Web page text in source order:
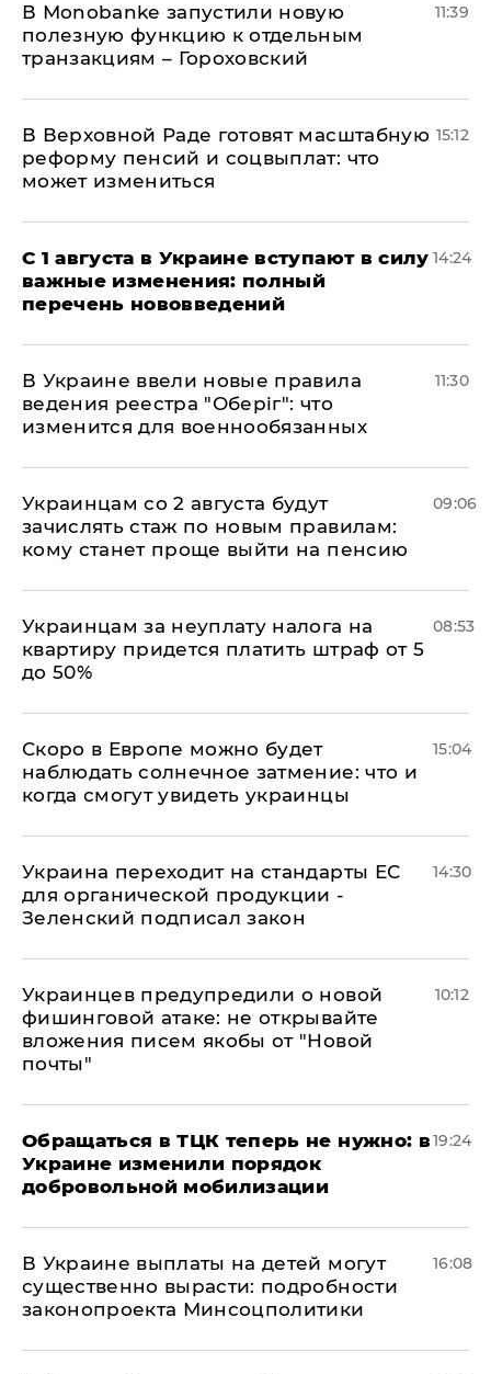
В Мonobankе запустили новую
полезную функцию к отдельным
транзакциям – Гороховский
11:39
В Верховной Раде готовят масштабную
реформу пенсий и соцвыплат: что
может измениться
15:12
С 1 августа в Украине вступают в силу
важные изменения: полный
перечень нововведений
14:24
В Украине ввели новые правила
ведения реестра "Оберіг": что
изменится для военнообязанных
11:30
Украинцам со 2 августа будут
зачислять стаж по новым правилам:
кому станет проще выйти на пенсию
09:06
Украинцам за неуплату налога на
квартиру придется платить штраф от 5
до 50%
08:53
Скоро в Европе можно будет
наблюдать солнечное затмение: что и
когда смогут увидеть украинцы
15:04
Украина переходит на стандарты ЕС
для органической продукции -
Зеленский подписал закон
14:30
Украинцев предупредили о новой
фишинговой атаке: не открывайте
вложения писем якобы от "Новой
почты"
10:12
Обращаться в ТЦК теперь не нужно: в
Украине изменили порядок
добровольной мобилизации
19:24
В Украине выплаты на детей могут
существенно вырасти: подробности
законопроекта Минсоцполитики
16:08